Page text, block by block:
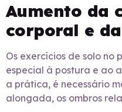
Aumento da
corporal e
Os exercícios de solo
especial à postura e ao
a prática, é necessário
alongada, os ombros